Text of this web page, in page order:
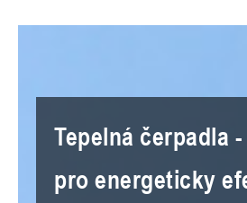
Tepelná čerpadla
pro energeticky